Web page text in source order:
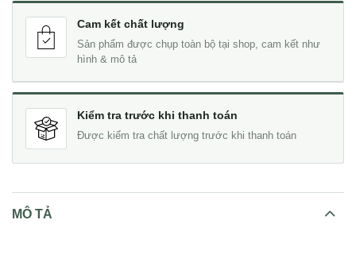
Cam kết chất lượng
Sản phẩm được chụp toàn bộ tại shop, cam kết như
hình & mô tả
Kiểm tra trước khi thanh toán
Được kiểm tra chất lượng trước khi thanh toán
MÔ TẢ